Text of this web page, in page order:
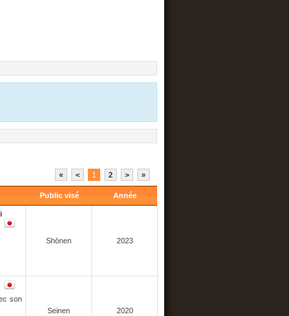
« < 1 2 > »
Public visé Année
Shōnen 2023
son
Seinen 2020